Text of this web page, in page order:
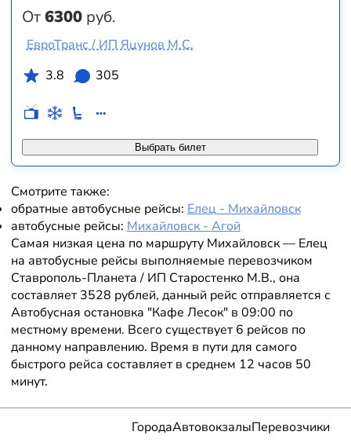
От6300 руб.
Выбрать билет
ЕвроТранс / ИП Яцунов М.С.
3.8
305
Смотрите также:
обратные автобусные рейсы:Елец - Михайловск
автобусные рейсы:Михайловск - Агой
Самая низкая цена по маршруту Михайловск — Елец
на автобусные рейсы выполняемые перевозчиком
Ставрополь-Планета / ИП Старостенко М.В., она
составляет 3528 рублей, данный рейс отправляется с
Автобусная остановка "Кафе Лесок" в 09:00 по
местному времени. Всего существует 6 рейсов по
данному направлению. Время в пути для самого
быстрого рейса составляет в среднем 12 часов 50
минут.
ГородаАвтовокзалыПеревозчики